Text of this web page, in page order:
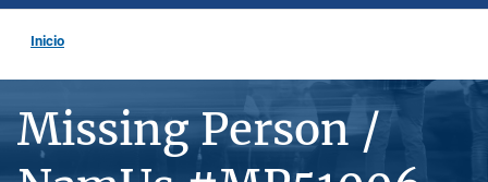
Inicio
Missing Person /